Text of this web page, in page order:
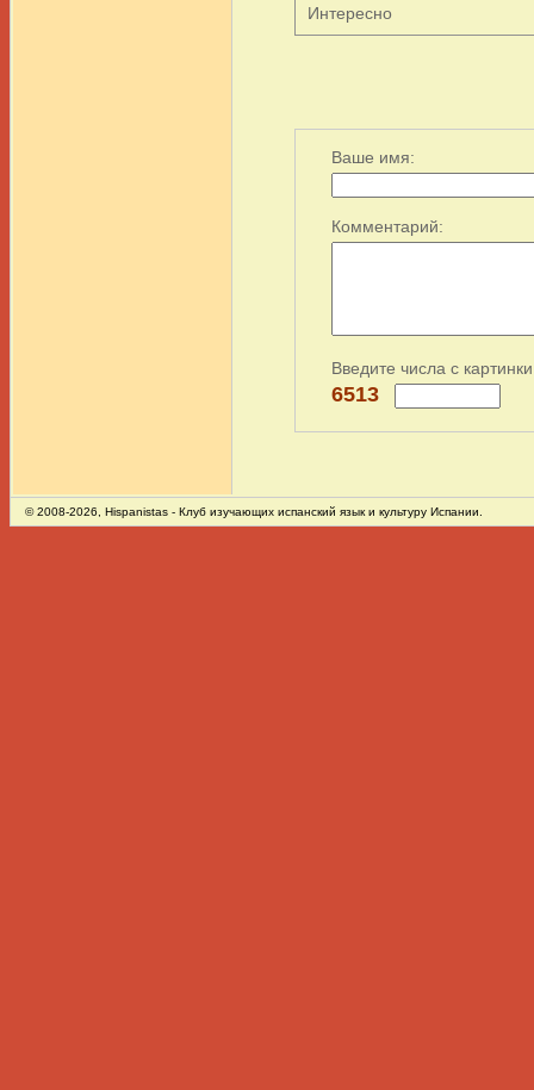
Интересно
Ваше имя:
Комментарий:
Введите числа с
6513
© 2008-2026, Hispanistas - Клуб изучающих испанский язык и культуру Испании.